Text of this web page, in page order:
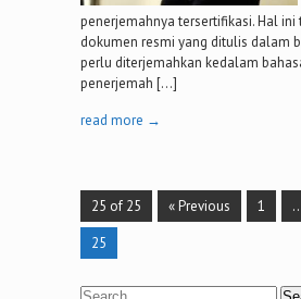
penerjemahnya tersertifikasi. Hal
dokumen resmi yang ditulis dalam
perlu diterjemahkan kedalam
penerjemah […]
read more →
25 of 25 « Previous 1
25